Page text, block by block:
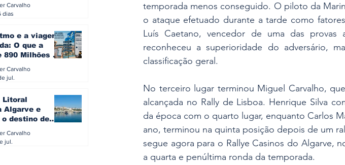
temporada menos conseguido. O piloto da
o ataque efetuado durante a tarde como
Luís Caetano, vencedor de uma das
reconheceu a superioridade do adversário,
classificação geral.
No terceiro lugar terminou Miguel Carvalho,
alcançada no Rally de Lisboa. Henrique Silva
da época com o quarto lugar, enquanto Carlos
ano, terminou na quinta posição depois de um
segue agora para o Rallye Casinos do Algarve,
a quarta e penúltima ronda da temporada.
europeu
Carvalho
dias
e a viagem
O que a
890 Milhões à
do turista na
Carvalho
jul.
Litoral
Algarve e
o destino de
Carvalho
jul.